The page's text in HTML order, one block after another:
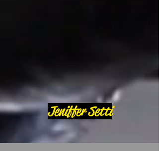
Jeniffer Setti